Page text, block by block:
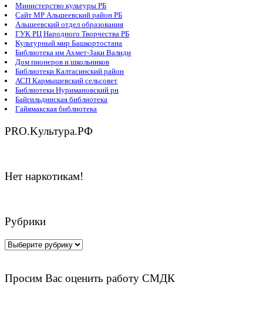
Министерство культуры РБ
Сайт МР Альшеевский район РБ
Альшеевский отдел образования
ГУК РЦ Народного Творчества РБ
Культурный мир Башкортостана
Библиотека им Ахмет-Заки Валиди
Дом пионеров и школьников
Библиотеки Калтасинский район
АСП Кармышевский сельсовет
Библиотеки Нуримановский рн
Байгильдинская библиотека
Гайямакская библиотека
PRO.Kультура.РФ
Нет наркотикам!
Рубрики
Рубрики
Просим Вас оценить работу СМДК